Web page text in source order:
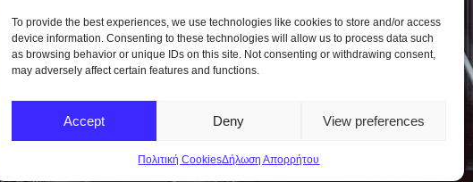
To provide the best experiences, we use technologies like cookies to store and/or access
device information. Consenting to these technologies will allow us to process data such
as browsing behavior or unique IDs on this site. Not consenting or withdrawing consent,
may adversely affect certain features and functions.
Accept Deny View preferences
Πολιτική CookiesΔήλωση Απορρήτου
Security
Ζητήστε δωρεάν αξιολόγηση